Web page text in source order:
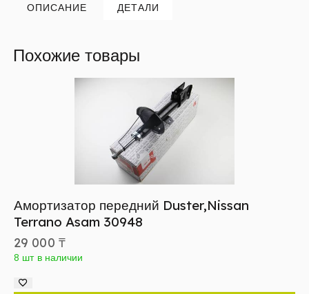
ОПИСАНИЕ ДЕТАЛИ
Похожие товары
Амортизатор передний Duster,Nissan
Terrano Asam 30948
29 000 ₸
8 шт в наличии